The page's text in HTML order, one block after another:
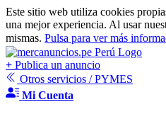
Este sitio web utiliza cookies
una mejor experiencia. Al usar
mismas. Pulsa para ver más
+ Publica un anuncio
Otros servicios / PYMES
Mi Cuenta